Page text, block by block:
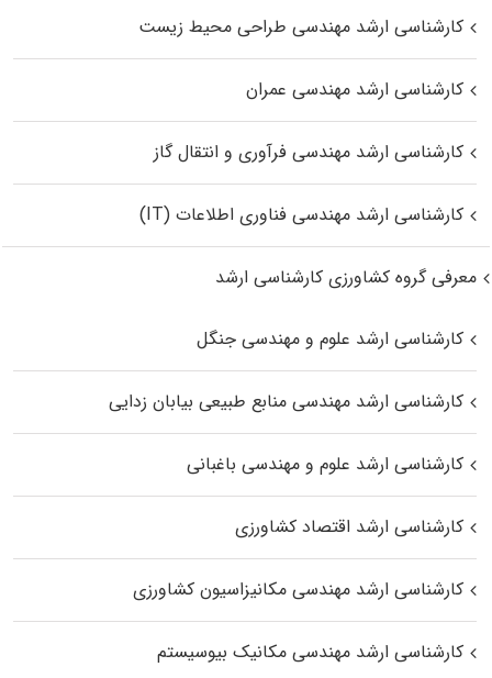
کارشناسی ارشد مهندسی طراحی محیط زیست
کارشناسی ارشد مهندسی عمران
کارشناسی ارشد مهندسی فرآوری و انتقال گاز
کارشناسی ارشد مهندسی فناوری اطلاعات (IT)
معرفی گروه کشاورزی کارشناسی ارشد
کارشناسی ارشد علوم و مهندسی جنگل
کارشناسی ارشد مهندسی منابع طبیعی بیابان زدایی
کارشناسی ارشد علوم و مهندسی باغبانی
کارشناسی ارشد اقتصاد کشاورزی
کارشناسی ارشد مهندسی مکانیزاسیون کشاورزی
کارشناسی ارشد مهندسی مکانیک بیوسیستم